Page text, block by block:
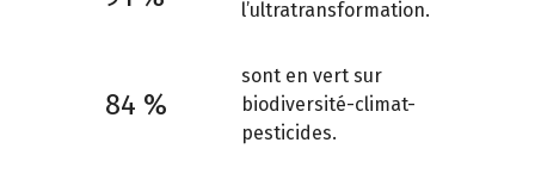
l’ultratransformation.
84 %
sont en vert sur
biodiversité-climat-
pesticides.